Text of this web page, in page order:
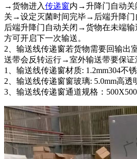
→货物进入传递窗内→升降门自动
关→设定灭菌时间完毕→后端升降门
后端升降门自动关闭→货物在未端
方可开启下一次输送。
2、输送线传递窗若货物需要回输
送带会反转运行→室外输送带要保证
1、输送线传递窗材质: 1.2mm304不
2、输送线传递窗窗玻璃: 5.0mm高透
3、输送线传递窗通道规格：